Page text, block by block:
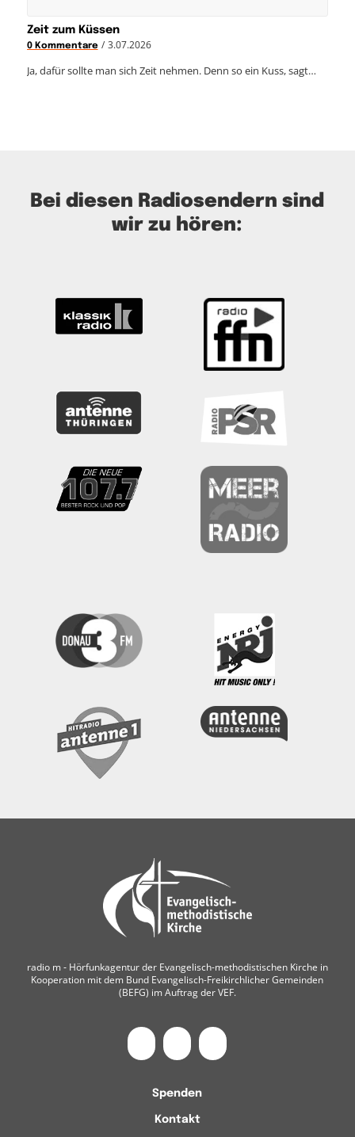
Zeit zum Küssen
0 Kommentare / 3.07.2026
Ja, dafür sollte man sich Zeit nehmen. Denn so ein Kuss, sagt…
Bei diesen Radiosendern sind
wir zu hören:
radio m ‐ Hörfunkagentur der Evangelisch-methodistischen Kirche in
Kooperation mit dem Bund Evangelisch-Freikirchlicher Gemeinden
(BEFG) im Auftrag der VEF.
Spenden
Kontakt